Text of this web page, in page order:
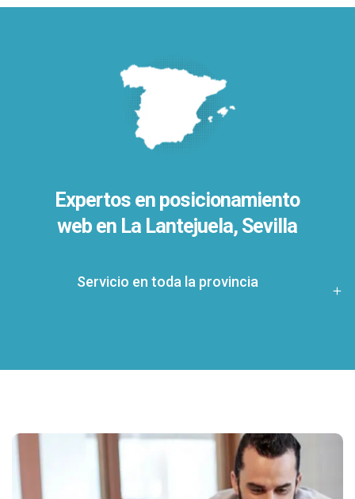
Expertos en posicionamiento
web en La Lantejuela, Sevilla
Servicio en toda la provincia